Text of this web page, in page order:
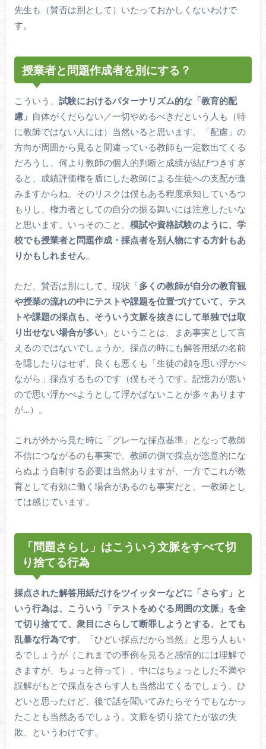
先生も（賛否は別として）いたっておかしくないわけで
す。
授業者と問題作成者を別にする？
こういう、 試験におけるパターナリズム的な「教育的配
慮」 自体がくだらない／一切やめるべきだという人も（特
に教師ではない人には）当然いると思います。「配慮」の
方向が周囲から見ると間違っている教師も一定数出てくる
だろうし、何より教師の個人的判断と成績が結びつきすぎ
ると、成績評価権を盾にした教師による生徒への支配が進
みますからね。そのリスクは僕もある程度承知しているつ
もりし、権力者としての自分の振る舞いには注意したいな
と思います。いっそのこと、 模試や資格試験のように、学
校でも授業者と問題作成・採点者を別人物にする方針もあ
りかもしれません。
ただ、賛否は別にして、現状「多くの教師が自分の教育観
や授業の流れの中にテストや課題を位置づけていて、テス
トや課題の採点も、そういう文脈を抜きにして単独では取
り出せない場合が多い」ということは、まあ事実として言
えるのではないでしょうか。採点の時にも解答用紙の名前
を隠したりはせず、良くも悪くも「生徒の顔を思い浮かべ
ながら」採点するものです（僕もそうです。記憶力が悪い
ので思い浮かべようとして浮かばないことが多々あります
が…）。
これが外から見た時に「グレーな採点基準」となって教師
不信につながるのも事実で、教師の側で採点が恣意的にな
らぬよう自制する必要は当然ありますが、一方でこれが教
育として有効に働く場合があるのも事実だと、一教師とし
ては感じています。
「問題さらし」はこういう文脈をすべて切
り捨てる行為
採点された解答用紙だけをツイッターなどに「さらす」と
いう行為は、こういう「テストをめぐる周囲の文脈」を全
て切り捨てて、衆目にさらして断罪しようとする、とても
乱暴な行為です。「ひどい採点だから当然」と思う人もい
るでしょうが（これまでの事例を見ると感情的には理解で
きますが、ちょっと待って）、中にはちょっとした不満や
誤解がもとで採点をさらす人も当然出てくるでしょう。ひ
どいと思ったけど、後で話を聞いてみたらそうでもなかっ
たことも当然あるでしょう。文脈を切り捨てたが故の失
敗、というわけです。